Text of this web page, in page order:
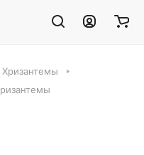
Хризантемы